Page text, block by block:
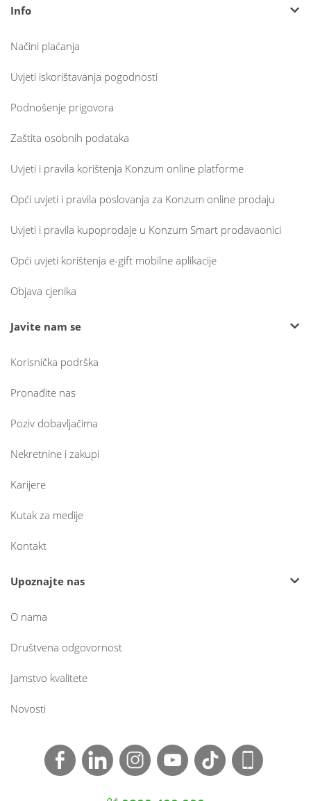
Info
Načini plaćanja
Uvjeti iskorištavanja pogodnosti
Podnošenje prigovora
Zaštita osobnih podataka
Uvjeti i pravila korištenja Konzum online platforme
Opći uvjeti i pravila poslovanja za Konzum online prodaju
Uvjeti i pravila kupoprodaje u Konzum Smart prodavaonici
Opći uvjeti korištenja e-gift mobilne aplikacije
Objava cjenika
Javite nam se
Korisnička podrška
Pronađite nas
Poziv dobavljačima
Nekretnine i zakupi
Karijere
Kutak za medije
Kontakt
Upoznajte nas
O nama
Društvena odgovornost
Jamstvo kvalitete
Novosti